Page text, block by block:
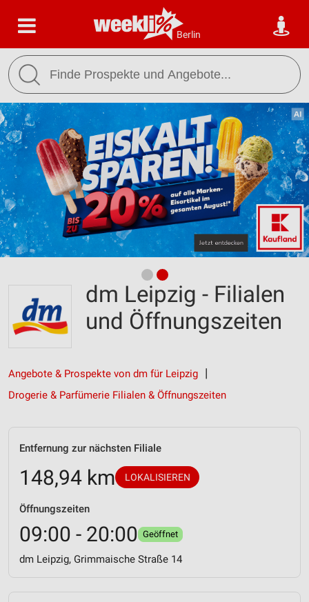
Berlin
dm Leipzig - Filialen
und Öffnungszeiten
Angebote & Prospekte von dm für Leipzig
Drogerie & Parfümerie Filialen & Öffnungszeiten
Entfernung zur nächsten Filiale
148,94 km LOKALISIEREN
Öffnungszeiten
09:00 - 20:00 Geöffnet
dm Leipzig, Grimmaische Straße 14